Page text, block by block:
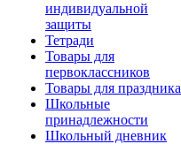
индивидуальной
защиты
Тетради
Товары для
первоклассников
Товары для праздника
Школьные
принадлежности
Школьный дневник